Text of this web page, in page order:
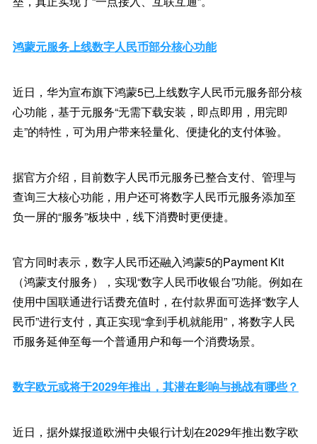
鸿蒙元服务上线数字人民币部分核心功能
近日，华为宣布旗下鸿蒙5已上线数字人民币元服务部分核
心功能，基于元服务“无需下载安装，即点即用，用完即
走”的特性，可为用户带来轻量化、便捷化的支付体验。
据官方介绍，目前数字人民币元服务已整合支付、管理与
查询三大核心功能，用户还可将数字人民币元服务添加至
负一屏的“服务”板块中，线下消费时更便捷。
官方同时表示，数字人民币还融入鸿蒙5的Payment Kit
（鸿蒙支付服务），实现“数字人民币收银台”功能。例如在
使用中国联通进行话费充值时，在付款界面可选择“数字人
民币”进行支付，真正实现“拿到手机就能用”，将数字人民
币服务延伸至每一个普通用户和每一个消费场景。
数字欧元或将于2029年推出，其潜在影响与挑战有哪些？
近日，据外媒报道欧洲中央银行计划在2029年推出数字欧